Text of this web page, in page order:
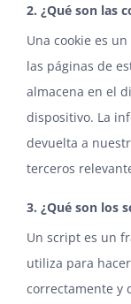
2. ¿Qué son las
Una cookie es
las páginas de
almacena en el
dispositivo. La
devuelta a
terceros
3. ¿Qué son los
Un script es un
utiliza para
correctamente y